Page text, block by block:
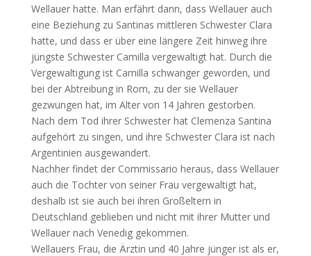
Wellauer hatte. Man erfährt dann, dass Wellauer auch
eine Beziehung zu Santinas mittleren Schwester Clara
hatte, und dass er über eine längere Zeit hinweg ihre
jüngste Schwester Camilla vergewaltigt hat. Durch die
Vergewaltigung ist Camilla schwanger geworden, und
bei der Abtreibung in Rom, zu der sie Wellauer
gezwungen hat, im Alter von 14 Jahren gestorben.
Nach dem Tod ihrer Schwester hat Clemenza Santina
aufgehört zu singen, und ihre Schwester Clara ist nach
Argentinien ausgewandert.
Nachher findet der Commissario heraus, dass Wellauer
auch die Tochter von seiner Frau vergewaltigt hat,
deshalb ist sie auch bei ihren Großeltern in
Deutschland geblieben und nicht mit ihrer Mutter und
Wellauer nach Venedig gekommen.
Wellauers Frau, die Ärztin und 40 Jahre jünger ist als er,